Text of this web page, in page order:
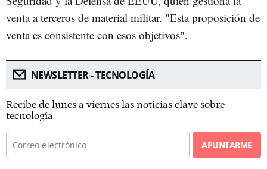
venta a terceros de material militar. "Esta proposición de
venta es consistente con esos objetivos".
NEWSLETTER - TECNOLOGÍA
Recibe de lunes a viernes las noticias clave sobre
tecnología
APUNTARME